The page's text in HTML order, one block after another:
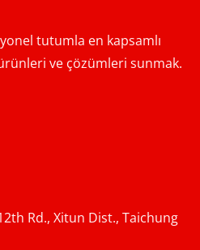
tutumla en kapsamlı
ve çözümleri sunmak.
Rd., Xitun Dist., Taichung